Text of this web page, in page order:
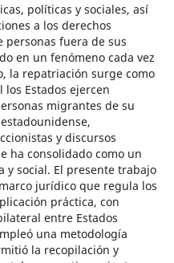
políticas y sociales, así
a los derechos
personas fuera de sus
en un fenómeno cada vez
la repatriación surge como
Estados ejercen
migrantes de su
y discursos
ha consolidado como un
y social. El presente trabajo
jurídico que regula los
práctica, con
entre Estados
una metodología
la recopilación y